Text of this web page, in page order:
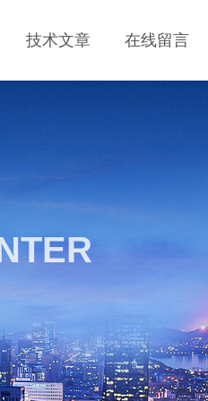
技术文章 在线留言